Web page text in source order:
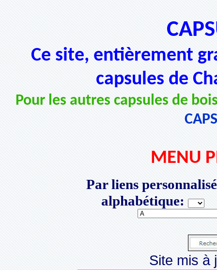
Ce site, entièrement
capsules de
Pour les autres capsules de
MENU
Par liens
alphabétique:
Site mis à